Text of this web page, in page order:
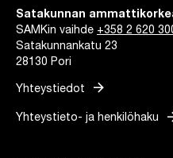
Satakunnan
SAMKin vaihde +358 2 620
Satakunnankatu 23
28130 Pori
Yhteystiedot arrow_forward
Yhteystieto- ja henkilöhaku